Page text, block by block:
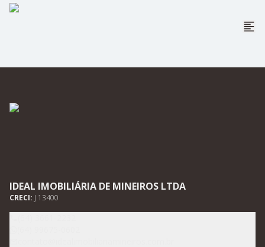
IDEAL IMOBILIÁRIA DE MINEIROS LTDA
CRECI: J 13400